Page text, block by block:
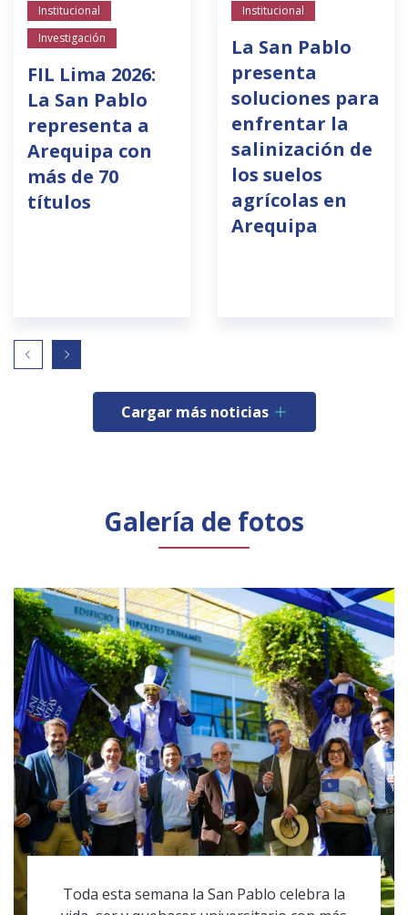
Institucional
Investigación
FIL Lima 2026:
La San Pablo
representa a
Arequipa con
más de 70
títulos
Institucional
La San Pablo
presenta
soluciones para
enfrentar la
salinización de
los suelos
agrícolas en
Arequipa
Cargar más noticias
Galería de fotos
Toda esta semana la San Pablo celebra la